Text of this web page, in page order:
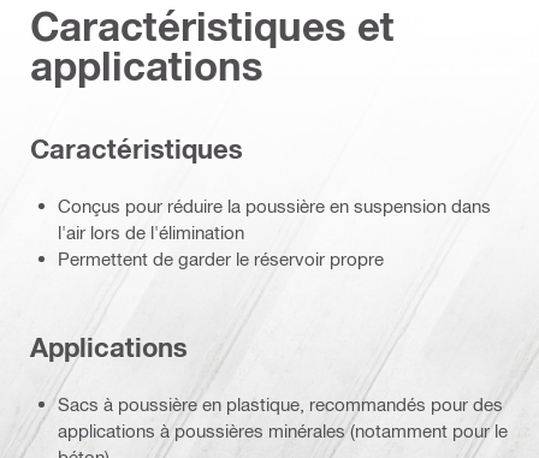
Caractéristiques et
applications
Caractéristiques
Conçus pour réduire la poussière en suspension dans
l'air lors de l'élimination
Permettent de garder le réservoir propre
Applications
Sacs à poussière en plastique, recommandés pour des
applications à poussières minérales (notamment pour le